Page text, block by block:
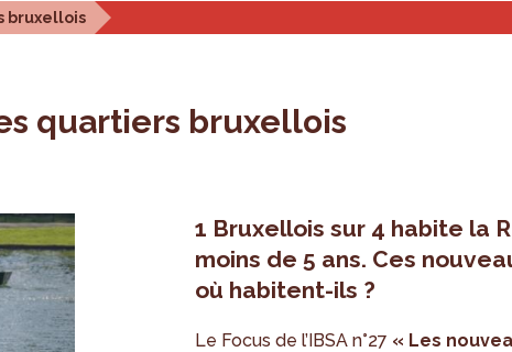
bruxellois
quartiers bruxellois
1 Bruxellois sur 4 habite la
moins de 5 ans. Ces
où habitent-ils ?
Le Focus de l’IBSA n°27 « Les